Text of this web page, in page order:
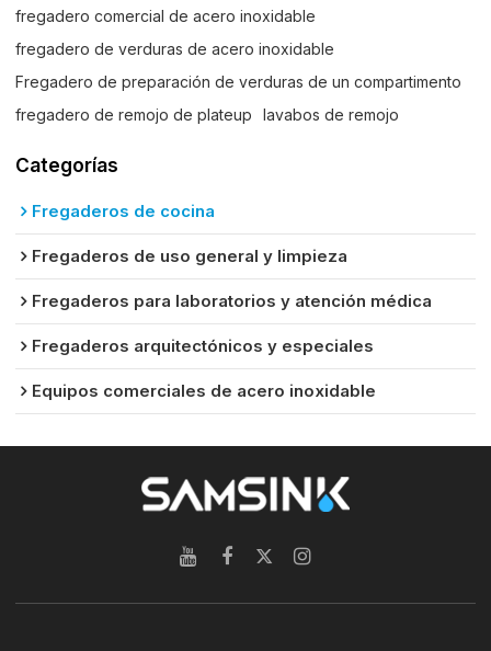
fregadero comercial de acero inoxidable
fregadero de verduras de acero inoxidable
Fregadero de preparación de verduras de un compartimento
fregadero de remojo de plateup
lavabos de remojo
Categorías
Fregaderos de cocina
Fregaderos de uso general y limpieza
Fregaderos para laboratorios y atención médica
Fregaderos arquitectónicos y especiales
Equipos comerciales de acero inoxidable